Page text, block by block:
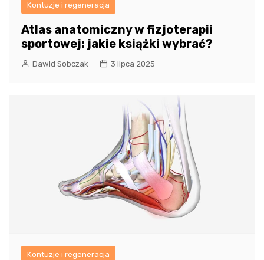
Kontuzje i regeneracja
Atlas anatomiczny w fizjoterapii
sportowej: jakie książki wybrać?
Dawid Sobczak 3 lipca 2025
Kontuzje i regeneracja